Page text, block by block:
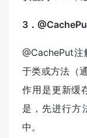
3．
@CachePut
于类或方法（
作用是更新缓
是，先进行方
中。